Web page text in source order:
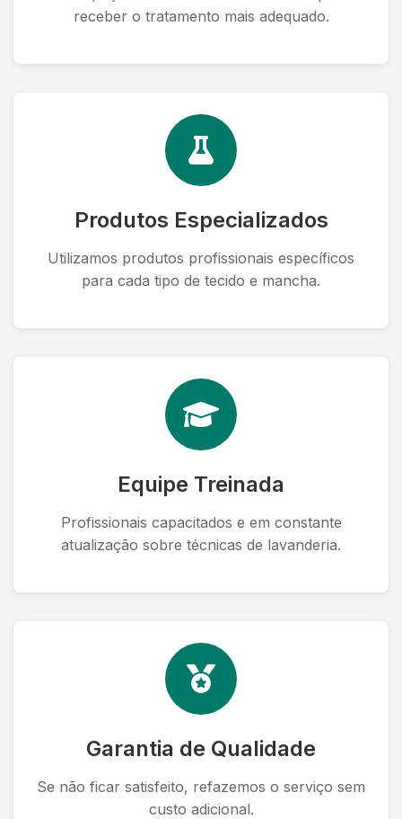
receber o tratamento mais adequado.
Produtos Especializados
Utilizamos produtos profissionais específicos
para cada tipo de tecido e mancha.
Equipe Treinada
Profissionais capacitados e em constante
atualização sobre técnicas de lavanderia.
Garantia de Qualidade
Se não ficar satisfeito, refazemos o serviço sem
custo adicional.